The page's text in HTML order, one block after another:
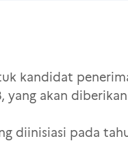
kandidat
yang akan
diinisiasi pada